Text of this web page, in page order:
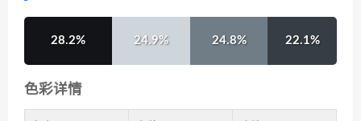
28.2% 24.9% 24.8% 22.1%
色彩详情